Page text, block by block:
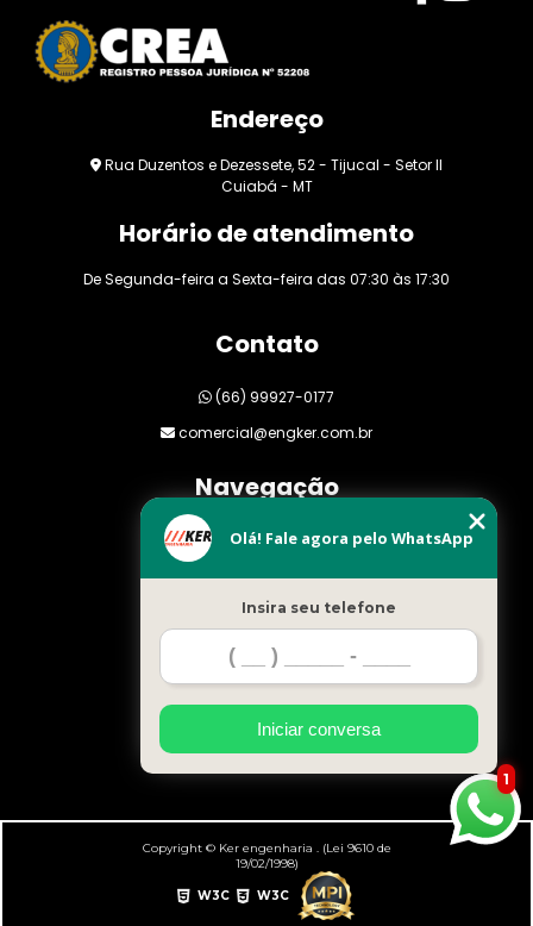
Endereço
Rua Duzentos e Dezessete, 52 - Tijucal - Setor II
Cuiabá - MT
Horário de atendimento
De Segunda-feira a Sexta-feira das 07:30 às 17:30
Contato
(66) 99927-0177
comercial@engker.com.br
Navegação
Home
Empresa
Clientes
Orçamento
Blog
Serviços
Mapa do site
Copyright © Ker engenharia . (Lei 9610 de
19/02/1998)
W3C W3C
1
Olá! Fale agora pelo WhatsApp
Insira seu telefone
Iniciar conversa